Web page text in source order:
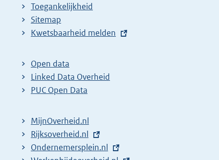
Toegankelijkheid
Sitemap
E
t
e
r
l
i
n
Kwetsbaarheid melden
Open data
Linked Data Overheid
PUC Open Data
MijnOverheid.nl
E
x
Rijksoverheid.nl
E
Ondernemersplein.nl